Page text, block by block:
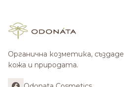
Органична козметика,
кожа и природата.